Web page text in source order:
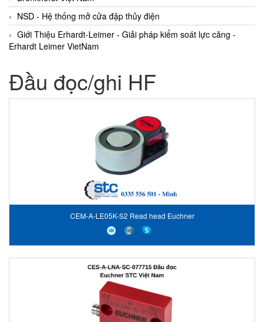
NSD - Hệ thống mở cửa đập thủy điện
Giới Thiệu Erhardt-Leimer - Giải pháp kiểm soát lực căng -
Erhardt Leimer VietNam
Đầu đọc/ghi HF
CEM-A-LE05K-S2 Read head Euchner